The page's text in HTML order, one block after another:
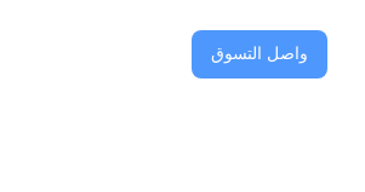
واصل التسوق